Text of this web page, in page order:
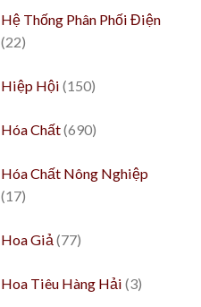
Hệ Thống Phân Phối Điện
(22)
Hiệp Hội (150)
Hóa Chất(690)
Hóa Chất Nông Nghiệp
(17)
Hoa Giả (77)
Hoa Tiêu Hàng Hải (3)